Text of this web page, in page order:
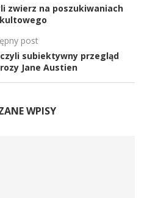
zwierz na poszukiwaniach
post
subiektywny przegląd
Jane Austien
WPISY